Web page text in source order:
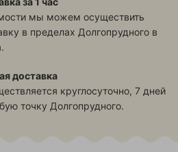
мы можем осуществить
в пределах Долгопрудного в
доставка
круглосуточно, 7 дней
точку Долгопрудного.